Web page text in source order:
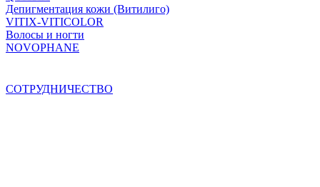
Депигментация кожи (Витилиго)
VITIX-VITICOLOR
Волосы и ногти
NOVOPHANE
СОТРУДНИЧЕСТВО